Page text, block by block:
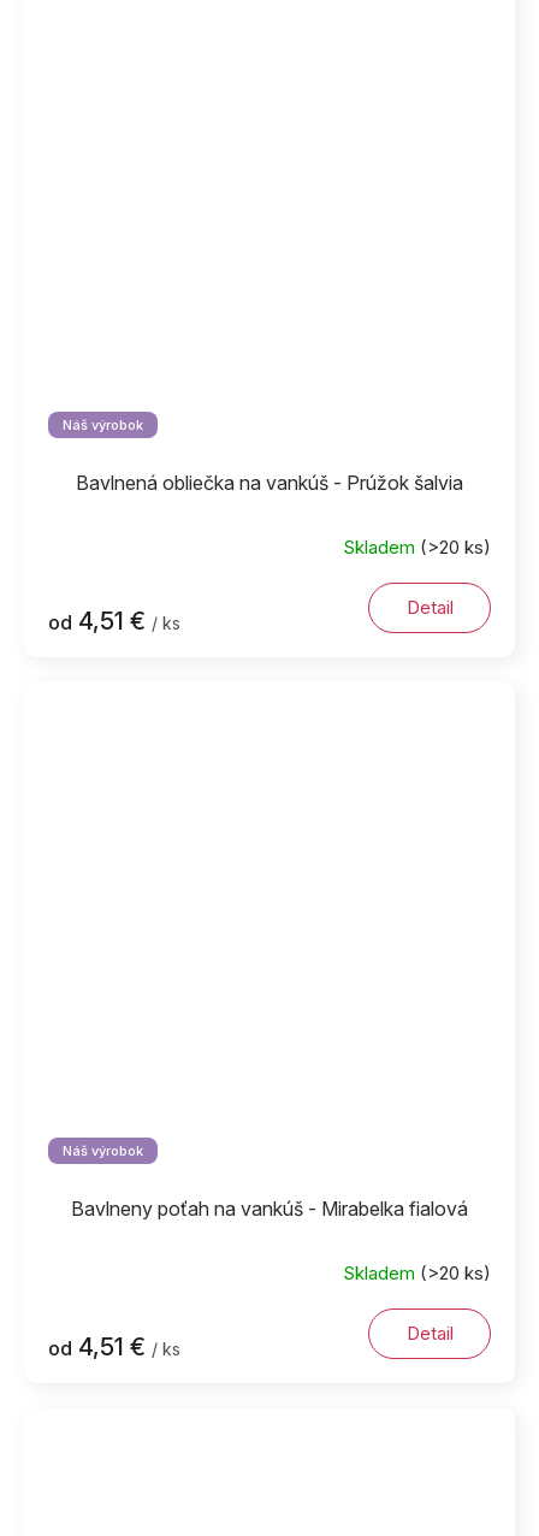
Náš výrobok
Bavlnená obliečka na vankúš - Prúžok šalvia
Skladem (>20 ks)
od 4,51 € / ks
Detail
Náš výrobok
Bavlneny poťah na vankúš - Mirabelka fialová
Skladem (>20 ks)
od 4,51 € / ks
Detail